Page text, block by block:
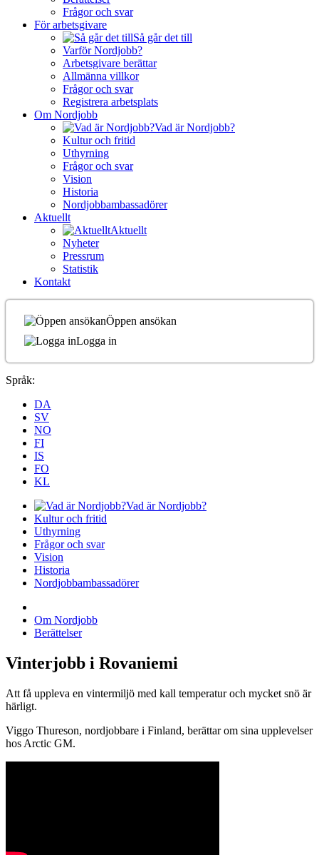
Frågor och svar
För arbetsgivare
Så går det till
Varför Nordjobb?
Arbetsgivare berättar
Allmänna villkor
Frågor och svar
Registrera arbetsplats
Om Nordjobb
Vad är Nordjobb?
Kultur och fritid
Uthyrning
Frågor och svar
Vision
Historia
Nordjobbambassadörer
Aktuellt
Aktuellt
Nyheter
Pressrum
Statistik
Kontakt
Öppen ansökan
Logga in
Språk:
DA
SV
NO
FI
IS
FO
KL
Vad är Nordjobb?
Kultur och fritid
Uthyrning
Frågor och svar
Vision
Historia
Nordjobbambassadörer
Om Nordjobb
Berättelser
Vinterjobb i Rovaniemi
Att få uppleva en vintermiljö med kall temperatur och mycket snö är
härligt.
Viggo Thureson, nordjobbare i Finland, berättar om sina upplevelser
hos Arctic GM.